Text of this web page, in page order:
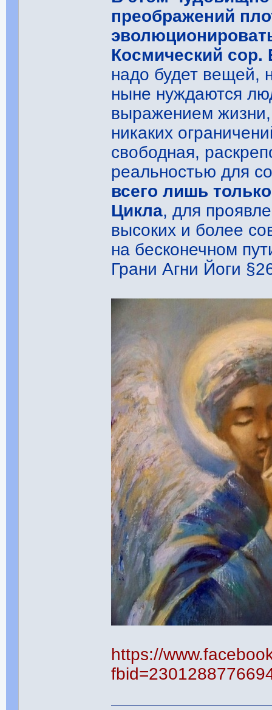
преображений
Космический сор.
надо будет вещей,
ныне нуждаются
выражением
никаких
свободная,
реальностью для
всего лишь
Цикла, для
высоких и более
на бесконечном
Грани Агни Йоги
https://